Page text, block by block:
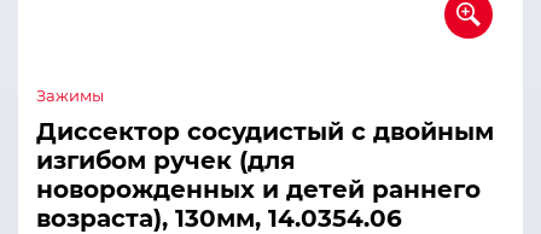
Зажимы
Диссектор сосудистый с двойным
изгибом ручек (для
новорожденных и детей раннего
возраста), 130мм, 14.0354.06